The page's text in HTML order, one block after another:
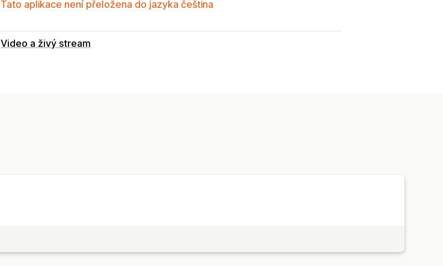
Tato aplikace není přeložena do jazyka čeština
Video a živý stream